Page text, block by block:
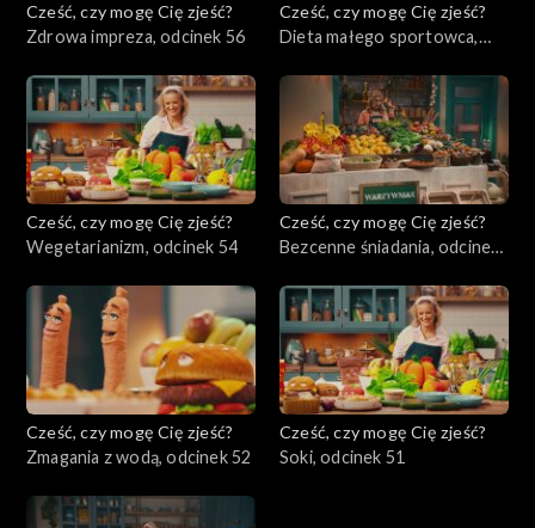
Cześć, czy mogę Cię zjeść?
Zdrowa impreza, odcinek 56
Cześć, czy mogę Cię zjeść?
Dieta małego sportowca,
Cześć, czy mogę Cię zjeść?
Wegetarianizm, odcinek 54
Cześć, czy mogę Cię zjeść?
Bezcenne śniadania, odcinek
Cześć, czy mogę Cię zjeść?
Zmagania z wodą, odcinek 52
Cześć, czy mogę Cię zjeść?
Soki, odcinek 51